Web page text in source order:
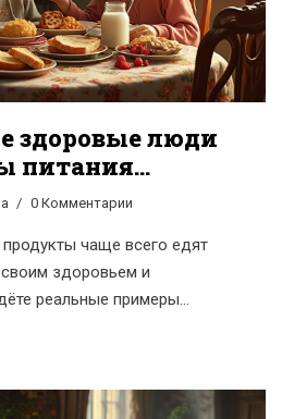
здоровые люди
питания
0 Комментарии
чаще всего едят
здоровьем и
реальные примеры
научные данные и
добавлению полезных